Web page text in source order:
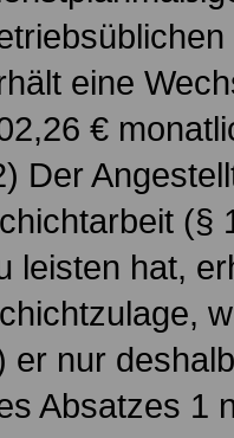
eine
€
Der
(§
leisten hat,
er nur
Absatzes 1